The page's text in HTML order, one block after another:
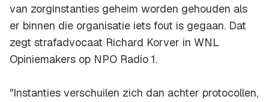
van zorginstanties geheim worden gehouden als
er binnen die organisatie iets fout is gegaan. Dat
zegt strafadvocaat Richard Korver in WNL
Opiniemakers op NPO Radio 1.
"Instanties verschuilen zich dan achter protocollen,